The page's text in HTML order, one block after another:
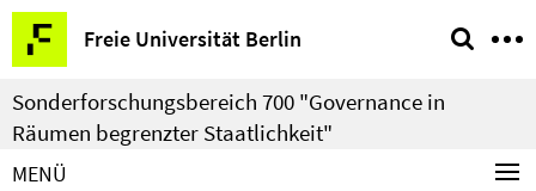
Springe
direkt
zu
Inhalt
Freie Universität Berlin
Service-
Navigation
Sonderforschungsbereich 700 "Governance in
Räumen begrenzter Staatlichkeit"
MENÜ